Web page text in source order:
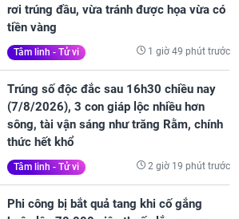
rơi trúng đầu, vừa tránh được họa vừa có
tiền vàng
Tâm linh - Tử vi 1 giờ 49 phút trước
Trúng số độc đắc sau 16h30 chiều nay
(7/8/2026), 3 con giáp lộc nhiều hơn
sông, tài vận sáng như trăng Rằm, chính
thức hết khổ
Tâm linh - Tử vi 2 giờ 19 phút trước
Phi công bị bắt quả tang khi cố gắng